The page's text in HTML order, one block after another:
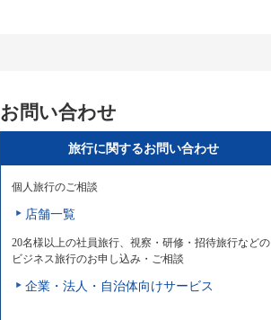
お問い合わせ
旅行に関するお問い合わせ
個人旅行のご相談
店舗一覧
20名様以上の社員旅行、視察・研修・招待旅行などの
ビジネス旅行のお申し込み・ご相談
企業・法人・自治体向けサービス